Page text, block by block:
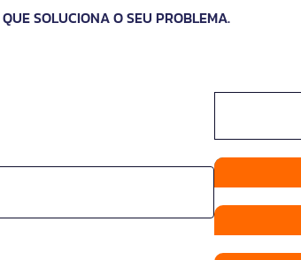
SOLUCIONA O SEU PROBLEMA.